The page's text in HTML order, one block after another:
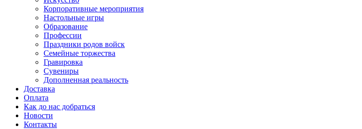
Корпоративные мероприятия
Настольные игры
Образование
Профессии
Праздники родов войск
Семейные торжества
Гравировка
Сувениры
Дополненная реальность
Доставка
Оплата
Как до нас добраться
Новости
Контакты